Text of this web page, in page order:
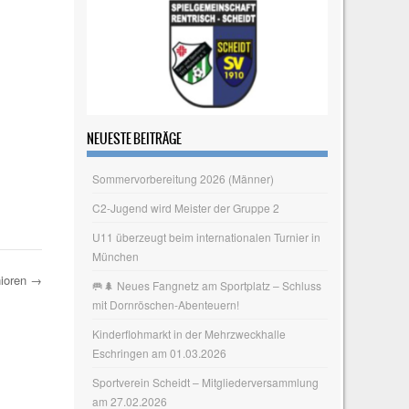
→
NEUESTE BEITRÄGE
Sommervorbereitung 2026 (Männer)
C2-Jugend wird Meister der Gruppe 2
U11 überzeugt beim internationalen Turnier in
München
🥅🌲 Neues Fangnetz am Sportplatz – Schluss
mit Dornröschen‑Abenteuern!
Kinderflohmarkt in der Mehrzweckhalle
Eschringen am 01.03.2026
Sportverein Scheidt – Mitgliederversammlung
am 27.02.2026